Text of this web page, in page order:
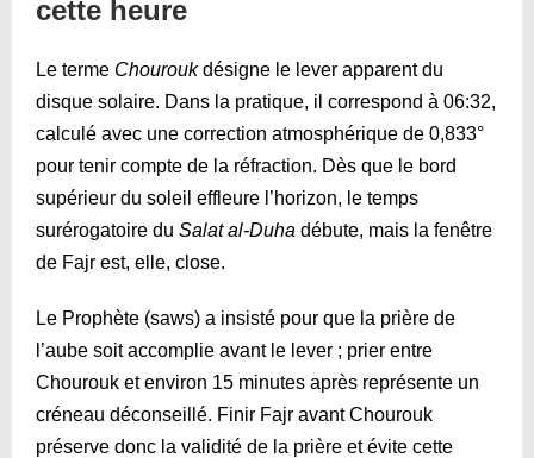
cette heure
Le terme Chouroukdésigne le lever apparent du
disque solaire. Dans la pratique, il correspond à 06:32,
calculé avec une correction atmosphérique de 0,833°
pour tenir compte de la réfraction. Dès que le bord
supérieur du soleil effleure l’horizon, le temps
surérogatoire du Salat al-Duha débute, mais la fenêtre
de Fajr est, elle, close.
Le Prophète (saws) a insisté pour que la prière de
l’aube soit accomplie avant le lever ; prier entre
Chourouk et environ 15 minutes après représente un
créneau déconseillé. Finir Fajr avant Chourouk
préserve donc la validité de la prière et évite cette